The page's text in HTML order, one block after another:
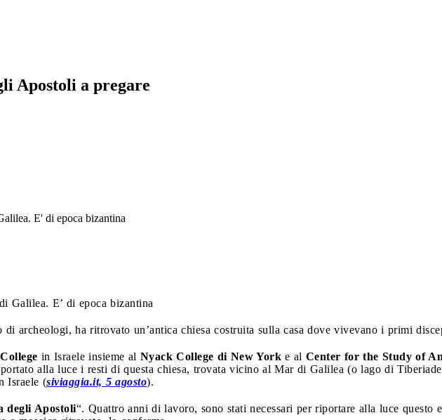
Apostoli a pregare
E' di epoca bizantina
Galilea. E’ di epoca bizantina
archeologi, ha ritrovato un’antica chiesa costruita sulla casa dove vivevano i primi
in Israele insieme al Nyack College di New York e al Center for the Study of
alla luce i resti di questa chiesa, trovata vicino al Mar di Galilea (o lago di
Israele (siviaggia.it, 5 agosto).
degli Apostoli“. Quattro anni di lavoro, sono stati necessari per riportare alla luce questo